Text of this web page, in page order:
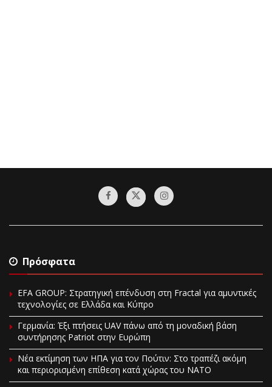
Πρόσφατα
EFA GROUP: Στρατηγική επένδυση στη Fractal για αμυντικές
τεχνολογίες σε Ελλάδα και Κύπρο
Γερμανία: Έξι πτήσεις UAV πάνω από τη μοναδική βάση
συντήρησης Patriot στην Ευρώπη
Νέα εκτίμηση των ΗΠΑ για τον Πούτιν: Στο τραπέζι ακόμη
και περιορισμένη επίθεση κατά χώρας του ΝΑΤΟ